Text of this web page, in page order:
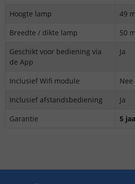
Hoogte lamp
49
Breedte / dikte lamp
50
Geschikt voor bediening via
de App
Ja
Inclusief Wifi module
Nee
Inclusief afstandsbediening
Ja
Garantie
5